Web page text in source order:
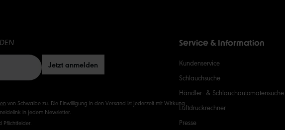
Jetzt anmelden
von Schwalbe zu. Die Einwilligung in den Versand ist jederzeit mit Wirkung
in jedem Newsletter.
Service & Information
Kundenservice
Schlauchsuche
Händler- & Schlauchautomatensuche
Luftdruckrechner
Presse